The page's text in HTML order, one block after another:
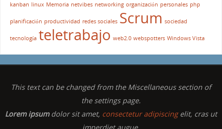
kanban linux Memoria netvibes networking organización personales php
planificación productividad redes sociales Scrum sociedad
tecnología teletrabajo web2.0 webspotters Windows Vista
This text can be changed from the Miscellaneous section of
the settings page.
Lorem ipsumdolor sit amet, consectetur adipiscingelit, cras ut
imperdiet augue.